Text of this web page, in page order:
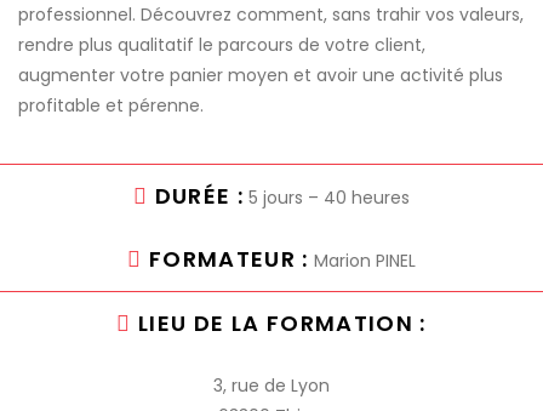
professionnel. Découvrez comment, sans trahir vos valeurs,
rendre plus qualitatif le parcours de votre client,
augmenter votre panier moyen et avoir une activité plus
profitable et pérenne.
DURÉE : 5 jours – 40 heures
FORMATEUR : Marion PINEL
LIEU DE LA FORMATION :
3, rue de Lyon